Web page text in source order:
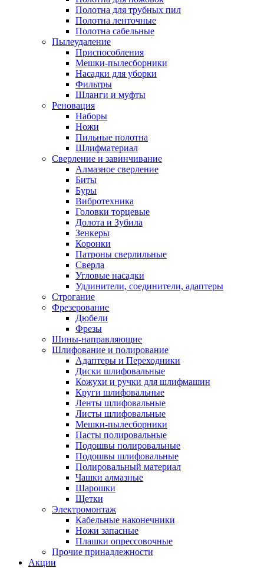
Полотна для трубных пил
Полотна ленточные
Полотна сабельные
Пылеудаление
Приспособления
Мешки-пылесборники
Насадки для уборки
Фильтры
Шланги и муфты
Реновация
Наборы
Ножи
Пильные полотна
Шлифматериал
Сверление и завинчивание
Алмазное сверление
Биты
Буры
Вибротехника
Головки торцевые
Долота и Зубила
Зенкеры
Коронки
Патроны сверлильные
Сверла
Угловые насадки
Удлинители, соединители, адаптеры
Строгание
Фрезерование
Дюбели
Фрезы
Шины-направляющие
Шлифование и полирование
Адаптеры и Переходники
Диски шлифовальные
Кожухи и ручки для шлифмашин
Круги шлифовальные
Ленты шлифовальные
Листы шлифовальные
Мешки-пылесборники
Пасты полировальные
Подошвы полировальные
Подошвы шлифовальные
Полировальный материал
Чашки алмазные
Шарошки
Щетки
Электромонтаж
Кабельные наконечники
Ножи запасные
Плашки опрессовочные
Прочие принадлежности
Акции